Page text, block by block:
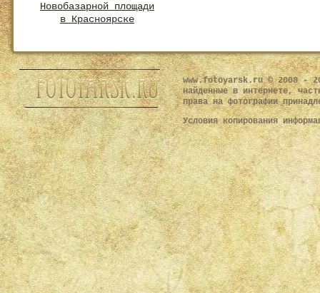
Новобазарной площади
в Красноярске
www.fotoyarsk.ru © 2008 -
найденные в интернете,
права на фотографии
Условия копирования